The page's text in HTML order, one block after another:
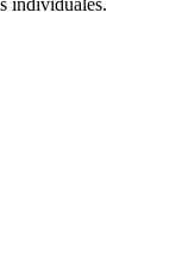
individuales.